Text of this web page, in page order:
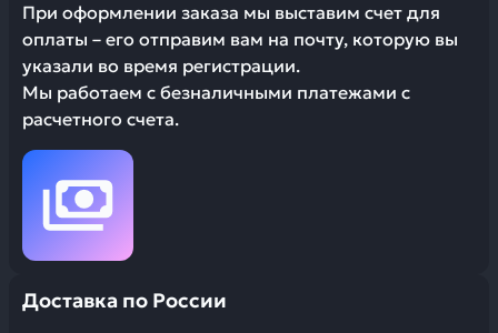
При оформлении заказа мы выставим счет для
оплаты – его отправим вам на почту, которую вы
указали во время регистрации.
Мы работаем с безналичными платежами с
расчетного счета.
Доставка по России